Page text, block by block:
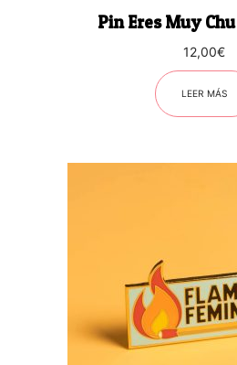
Pin Eres Muy
12,00€
LEER MÁS